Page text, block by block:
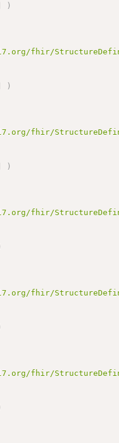
)
fhir/
)
fhir/
)
fhir/
fhir/
fhir/